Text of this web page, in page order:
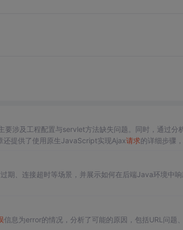
要涉及工程配置与servlet方法缺失问题。同时，通过分
还提供了使用原生JavaScript实现Ajax请求的详细步骤
过期、连接超时等场景，并展示如何在后端Java环境中响
信息为error的情况，分析了可能的原因，包括URL问题